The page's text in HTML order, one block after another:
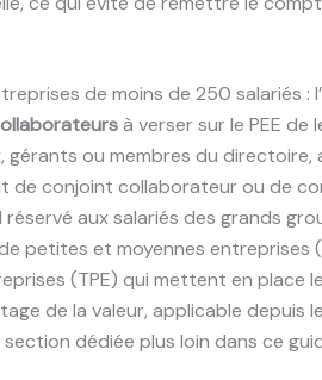
de moins de 250 salariés :
à verser sur le PEE de
ou membres du directoire,
conjoint collaborateur ou de
aux salariés des grands
petites et moyennes entreprises
(TPE) qui mettent en place
de la valeur, applicable depuis
dédiée plus loin dans ce